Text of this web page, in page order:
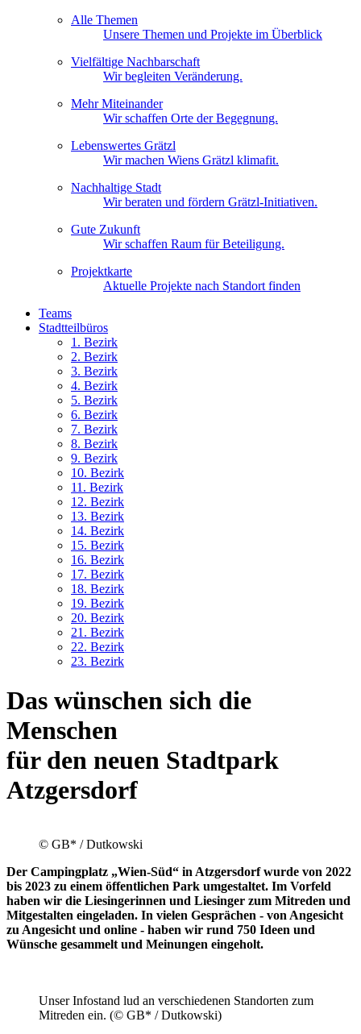
Alle Themen
Unsere Themen und Projekte im Überblick
Vielfältige Nachbarschaft
Wir begleiten Veränderung.
Mehr Miteinander
Wir schaffen Orte der Begegnung.
Lebenswertes Grätzl
Wir machen Wiens Grätzl klimafit.
Nachhaltige Stadt
Wir beraten und fördern Grätzl-Initiativen.
Gute Zukunft
Wir schaffen Raum für Beteiligung.
Projektkarte
Aktuelle Projekte nach Standort finden
Teams
Stadtteilbüros
1. Bezirk
2. Bezirk
3. Bezirk
4. Bezirk
5. Bezirk
6. Bezirk
7. Bezirk
8. Bezirk
9. Bezirk
10. Bezirk
11. Bezirk
12. Bezirk
13. Bezirk
14. Bezirk
15. Bezirk
16. Bezirk
17. Bezirk
18. Bezirk
19. Bezirk
20. Bezirk
21. Bezirk
22. Bezirk
23. Bezirk
Das wünschen sich die
Menschen
für den neuen Stadtpark
Atzgersdorf
© GB* / Dutkowski
Der Campingplatz „Wien-Süd“ in Atzgersdorf wurde von 2022
bis 2023 zu einem öffentlichen Park umgestaltet. Im Vorfeld
haben wir die Liesingerinnen und Liesinger zum Mitreden und
Mitgestalten eingeladen. In vielen Gesprächen - von Angesicht
zu Angesicht und online - haben wir rund 750 Ideen und
Wünsche gesammelt und Meinungen eingeholt.
Unser Infostand lud an verschiedenen Standorten zum
Mitreden ein. (© GB* / Dutkowski)